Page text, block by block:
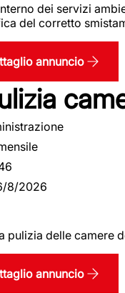
dei servizi
del corretto
annuncio
8/2026
pulizia delle camere
annuncio